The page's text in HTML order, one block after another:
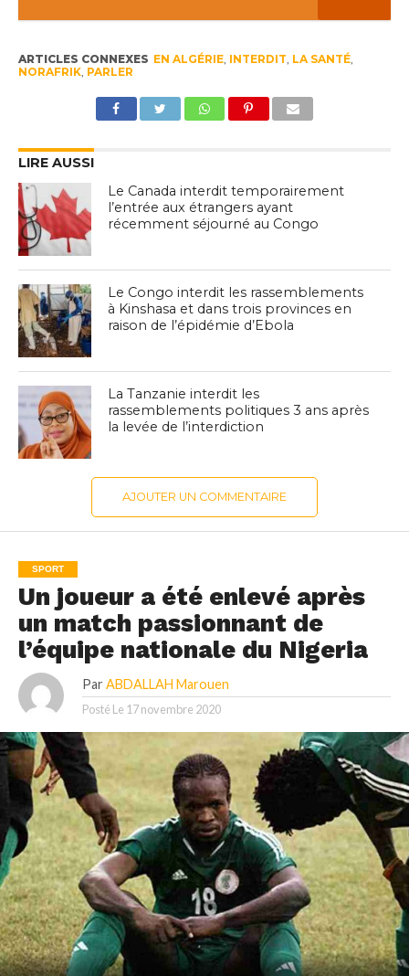
ARTICLES CONNEXES EN ALGÉRIE, INTERDIT, LA SANTÉ,
NORAFRIK, PARLER
LIRE AUSSI
Le Canada interdit temporairement
l’entrée aux étrangers ayant
récemment séjourné au Congo
Le Congo interdit les rassemblements
à Kinshasa et dans trois provinces en
raison de l’épidémie d’Ebola
La Tanzanie interdit les
rassemblements politiques 3 ans après
la levée de l’interdiction
AJOUTER UN COMMENTAIRE
SPORT
Un joueur a été enlevé après
un match passionnant de
l’équipe nationale du Nigeria
Par ABDALLAH Marouen
Posté Le 17 novembre 2020